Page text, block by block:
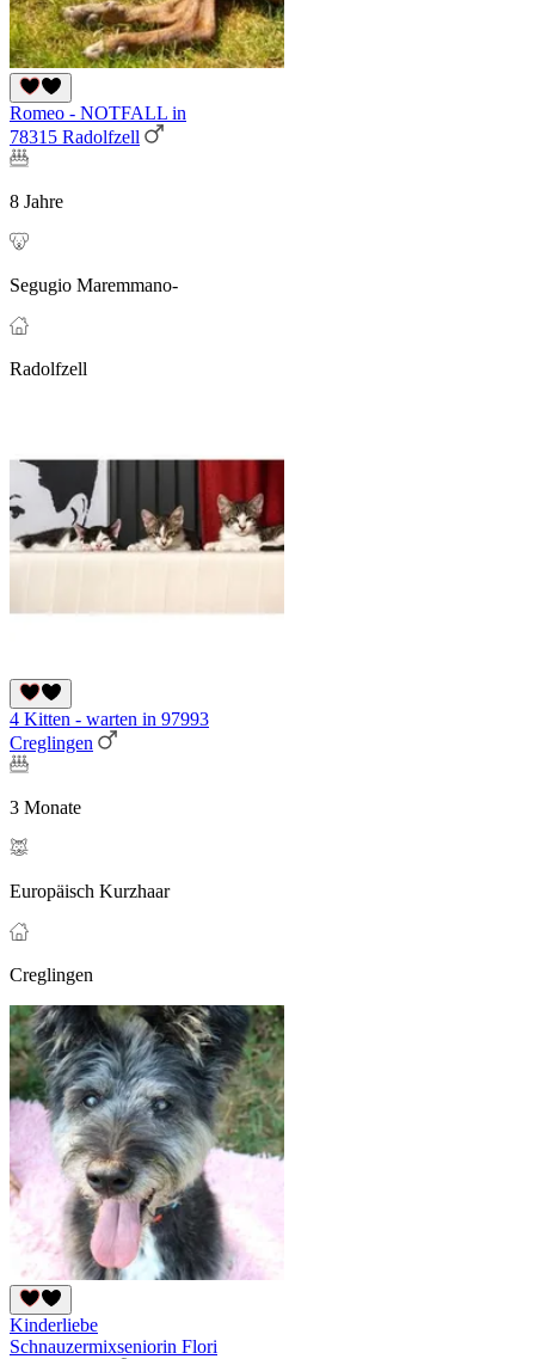
Romeo - NOTFALL in
78315 Radolfzell
8 Jahre
Segugio Maremmano-
Radolfzell
4 Kitten - warten in 97993
Creglingen
3 Monate
Europäisch Kurzhaar
Creglingen
Kinderliebe
Schnauzermixseniorin Flori